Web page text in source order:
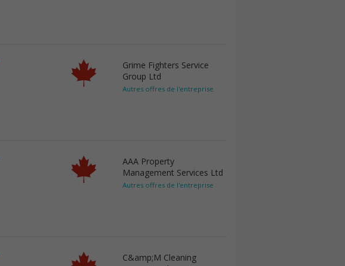
Grime Fighters Service
Group Ltd
Autres offres de l'entreprise
AAA Property
Management Services Ltd
Autres offres de l'entreprise
C&amp;M Cleaning